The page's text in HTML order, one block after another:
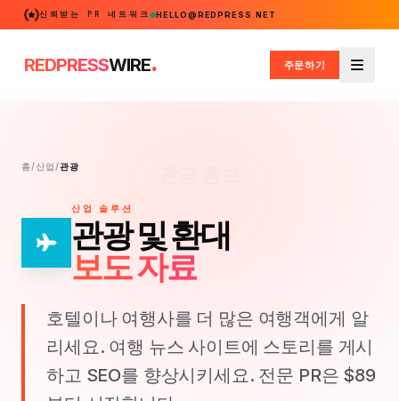
신뢰받는 PR 네트워크 HELLO@REDPRESS.NET
REDPRESSWIRE. 주문하기
메뉴
홈/산업 /관광
산업 솔루션
관광 및 환대
보도 자료
호텔이나 여행사를 더 많은 여행객에게 알
리세요. 여행 뉴스 사이트에 스토리를 게시
하고 SEO를 향상시키세요. 전문 PR은 $89